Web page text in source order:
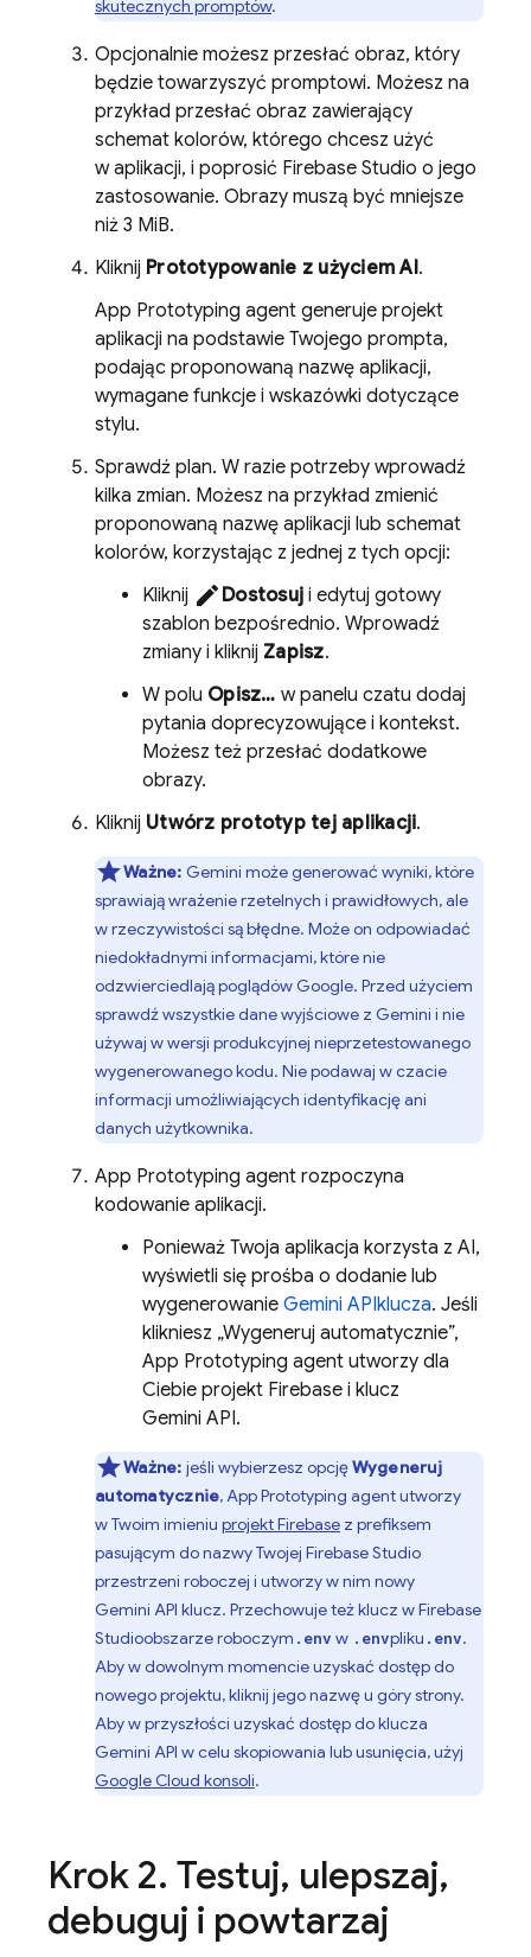
skutecznych promptów.
Opcjonalnie możesz przesłać obraz, który
będzie towarzyszyć promptowi. Możesz na
przykład przesłać obraz zawierający
schemat kolorów, którego chcesz użyć
w aplikacji, i poprosić Firebase Studio o jego
zastosowanie. Obrazy muszą być mniejsze
niż 3 MiB.
Kliknij Prototypowanie z użyciem AI.
App Prototyping agent generuje projekt
aplikacji na podstawie Twojego prompta,
podając proponowaną nazwę aplikacji,
wymagane funkcje i wskazówki dotyczące
stylu.
Sprawdź plan. W razie potrzeby wprowadź
kilka zmian. Możesz na przykład zmienić
proponowaną nazwę aplikacji lub schemat
kolorów, korzystając z jednej z tych opcji:
Kliknij edit Dostosuj i edytuj gotowy
szablon bezpośrednio. Wprowadź
zmiany i kliknij Zapisz.
W polu Opisz… w panelu czatu dodaj
pytania doprecyzowujące i kontekst.
Możesz też przesłać dodatkowe
obrazy.
Kliknij Utwórz prototyp tej aplikacji.
Ważne: Gemini może generować wyniki, które
sprawiają wrażenie rzetelnych i prawidłowych, ale
w rzeczywistości są błędne. Może on odpowiadać
niedokładnymi informacjami, które nie
odzwierciedlają poglądów Google. Przed użyciem
sprawdź wszystkie dane wyjściowe z Gemini i nie
używaj w wersji produkcyjnej nieprzetestowanego
wygenerowanego kodu. Nie podawaj w czacie
informacji umożliwiających identyfikację ani
danych użytkownika.
App Prototyping agent rozpoczyna
kodowanie aplikacji.
Ponieważ Twoja aplikacja korzysta z AI,
wyświetli się prośba o dodanie lub
wygenerowanie Gemini APIklucza. Jeśli
klikniesz „Wygeneruj automatycznie”,
App Prototyping agent utworzy dla
Ciebie projekt Firebase i klucz
Gemini API.
Ważne: jeśli wybierzesz opcjęWygeneruj
automatycznie,App Prototyping agentutworzy
w Twoim imieniu projekt Firebase z prefiksem
pasującym do nazwy Twojej Firebase Studio
przestrzeni roboczej i utworzy w nim nowy
Gemini API klucz. Przechowuje też klucz wFirebase
Studioobszarze roboczym .env w .envpliku .env.
Aby w dowolnym momencie uzyskać dostęp do
nowego projektu, kliknij jego nazwę u góry strony.
Aby w przyszłości uzyskać dostęp do klucza
Gemini API w celu skopiowania lub usunięcia, użyj
Google Cloud konsoli.
Krok 2. Testuj, ulepszaj,
debuguj i powtarzaj